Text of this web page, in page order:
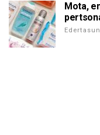
Mota,